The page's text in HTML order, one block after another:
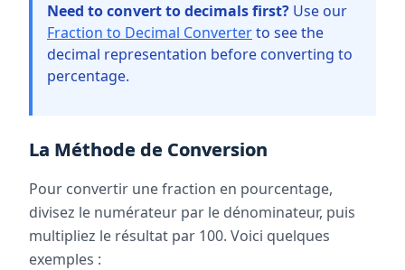
Need to convert to decimals first? Use our
Fraction to Decimal Converterto see the
decimal representation before converting to
percentage.
La Méthode de Conversion
Pour convertir une fraction en pourcentage,
divisez le numérateur par le dénominateur, puis
multipliez le résultat par 100. Voici quelques
exemples :